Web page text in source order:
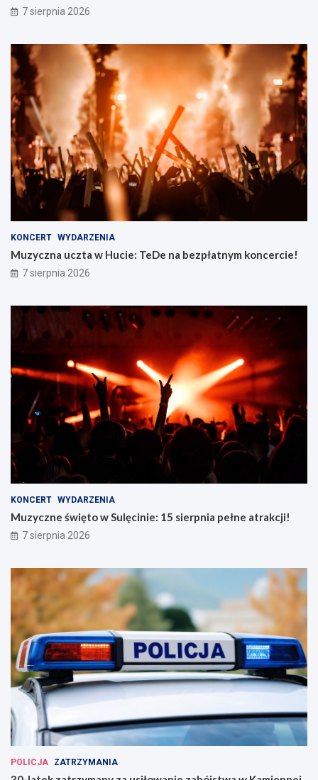
7 sierpnia 2026
KONCERT WYDARZENIA
Muzyczna uczta w Hucie: TeDe na bezpłatnym koncercie!
7 sierpnia 2026
KONCERT WYDARZENIA
Muzyczne święto w Sulęcinie: 15 sierpnia pełne atrakcji!
7 sierpnia 2026
POLICJA ZATRZYMANIA